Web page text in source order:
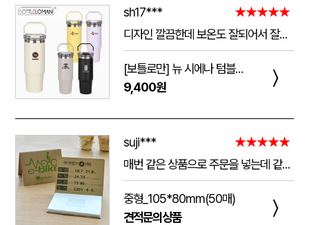
sh17***
★★★★★
디자인 깔끔한데 보온도 잘되어서 잘쓰고 있습니다 선물용으로 좋네요 하단에 실리콘 밀림방지 없는건 좀 아쉽네요
[보틀로만] 뉴 시에나 텀블러 900ml
9,400원
〉
suji***
★★★★★
매번 같은 상품으로 주문을 넣는데 같은 품질로 받을 수 있어서 좋습니다. 배송 기간도 적당히 잘오는거 같아요. 앞으로도 계속 이용할꺼 같습니다. 지금과 같은 품질로 유지해주세요!!
중형_105*80mm(50매)
견적문의상품
〉